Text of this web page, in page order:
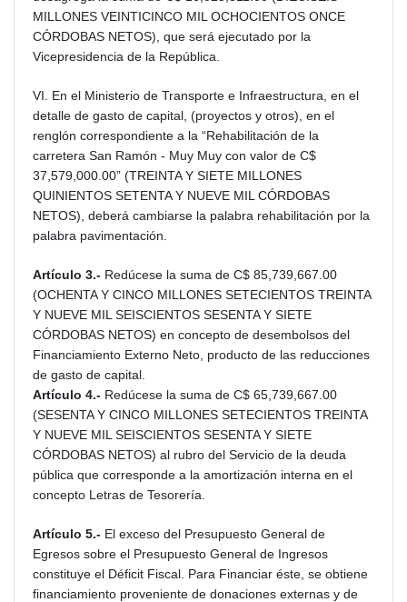
MILLONES VEINTICINCO MIL OCHOCIENTOS ONCE
CÓRDOBAS NETOS), que será ejecutado por la
Vicepresidencia de la República.
VI. En el Ministerio de Transporte e Infraestructura, en el
detalle de gasto de capital, (proyectos y otros), en el
renglón correspondiente a la “Rehabilitación de la
carretera San Ramón - Muy Muy con valor de C$
37,579,000.00” (TREINTA Y SIETE MILLONES
QUINIENTOS SETENTA Y NUEVE MIL CÓRDOBAS
NETOS), deberá cambiarse la palabra rehabilitación por la
palabra pavimentación.
Artículo 3.- Redúcese la suma de C$ 85,739,667.00
(OCHENTA Y CINCO MILLONES SETECIENTOS TREINTA
Y NUEVE MIL SEISCIENTOS SESENTA Y SIETE
CÓRDOBAS NETOS) en concepto de desembolsos del
Financiamiento Externo Neto, producto de las reducciones
de gasto de capital.
Artículo 4.- Redúcese la suma de C$ 65,739,667.00
(SESENTA Y CINCO MILLONES SETECIENTOS TREINTA
Y NUEVE MIL SEISCIENTOS SESENTA Y SIETE
CÓRDOBAS NETOS) al rubro del Servicio de la deuda
pública que corresponde a la amortización interna en el
concepto Letras de Tesorería.
Artículo 5.- El exceso del Presupuesto General de
Egresos sobre el Presupuesto General de Ingresos
constituye el Déficit Fiscal. Para Financiar éste, se obtiene
financiamiento proveniente de donaciones externas y de